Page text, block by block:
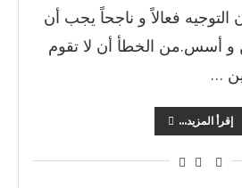
التوجيه فعالاً و ناجحاً يجب أن
و أسس.من الخطأ أن لا تقوم
…
إقرأ المزيد...